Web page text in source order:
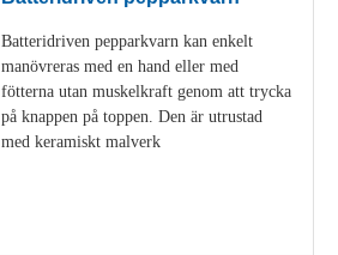
Batteridriven pepparkvarn kan enkelt
manövreras med en hand eller med
fötterna utan muskelkraft genom att trycka
på knappen på toppen. Den är utrustad
med keramiskt malverk